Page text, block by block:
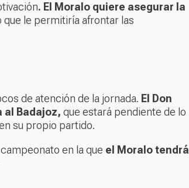
. El Moralo quiere asegurar la
que le permitiría afrontar las
de atención de la jornada. El Don
al Badajoz, que estará pendiente de lo
su propio partido.
en la que el Moralo tendrá